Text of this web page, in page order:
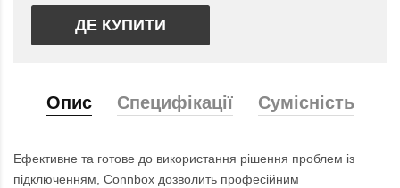
ДЕ КУПИТИ
Опис Специфікації Сумісність
Ефективне та готове до використання рішення проблем із
підключенням, Connbox дозволить професійним